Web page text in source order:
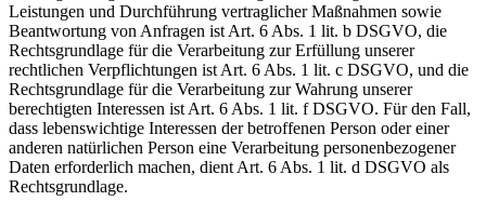
Leistungen und Durchführung vertraglicher Maßnahmen sowie
Beantwortung von Anfragen ist Art. 6 Abs. 1 lit. b DSGVO, die
Rechtsgrundlage für die Verarbeitung zur Erfüllung unserer
rechtlichen Verpflichtungen ist Art. 6 Abs. 1 lit. c DSGVO, und die
Rechtsgrundlage für die Verarbeitung zur Wahrung unserer
berechtigten Interessen ist Art. 6 Abs. 1 lit. f DSGVO. Für den Fall,
dass lebenswichtige Interessen der betroffenen Person oder einer
anderen natürlichen Person eine Verarbeitung personenbezogener
Daten erforderlich machen, dient Art. 6 Abs. 1 lit. d DSGVO als
Rechtsgrundlage.